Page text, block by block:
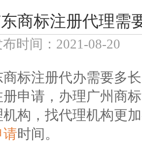
商标注册代理需
时间：2021-08-20
商标注册代办需要多
册申请，办理广州商
机构，找代理机构更
请时间。